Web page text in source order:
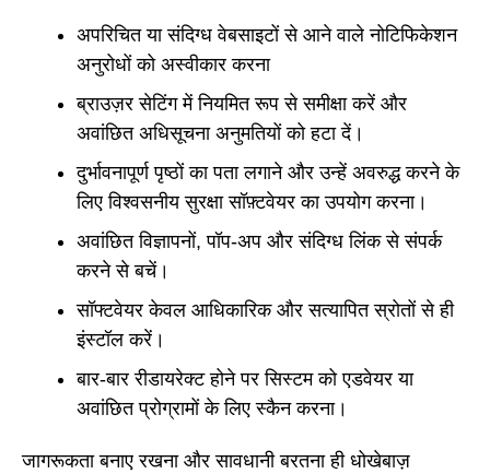
अपरिचित या संदिग्ध वेबसाइटों से आने वाले नोटिफिकेशन
अनुरोधों को अस्वीकार करना
ब्राउज़र सेटिंग में नियमित रूप से समीक्षा करें और
अवांछित अधिसूचना अनुमतियों को हटा दें।
दुर्भावनापूर्ण पृष्ठों का पता लगाने और उन्हें अवरुद्ध करने के
लिए विश्वसनीय सुरक्षा सॉफ़्टवेयर का उपयोग करना।
अवांछित विज्ञापनों, पॉप-अप और संदिग्ध लिंक से संपर्क
करने से बचें।
सॉफ्टवेयर केवल आधिकारिक और सत्यापित स्रोतों से ही
इंस्टॉल करें।
बार-बार रीडायरेक्ट होने पर सिस्टम को एडवेयर या
अवांछित प्रोग्रामों के लिए स्कैन करना।
जागरूकता बनाए रखना और सावधानी बरतना ही धोखेबाज़